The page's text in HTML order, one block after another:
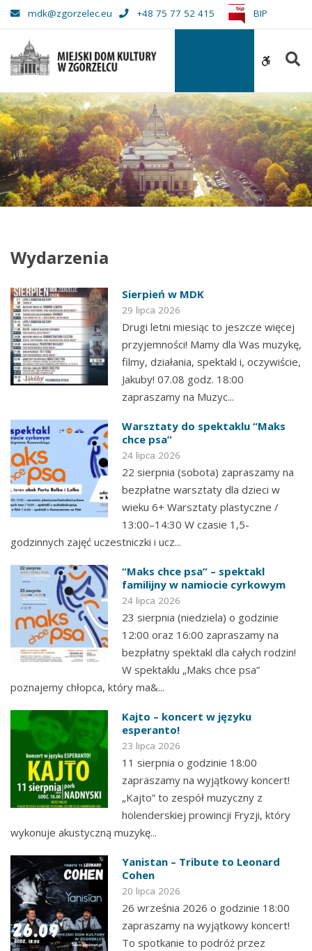
Miejski
Dom
Kultury
Zgorzelcu
mdk@zgorzelec.eu +48 75 77 52 415 BIP
WCAG
Wydarzenia
Sierpień w MDK
29 lipca 2026
Drugi letni miesiąc to jeszcze więcej
przyjemności! Mamy dla Was muzykę,
filmy, działania, spektakl i, oczywiście,
Jakuby! 07.08 godz. 18:00
zapraszamy na Muzyc...
Warsztaty do spektaklu “Maks
chce psa”
24 lipca 2026
22 sierpnia (sobota) zapraszamy na
bezpłatne warsztaty dla dzieci w
wieku 6+ Warsztaty plastyczne /
13:00–14:30 W czasie 1,5-
godzinnych zajęć uczestniczki i ucz...
“Maks chce psa” – spektakl
familijny w namiocie cyrkowym
24 lipca 2026
23 sierpnia (niedziela) o godzinie
12:00 oraz 16:00 zapraszamy na
bezpłatny spektakl dla całych rodzin!
W spektaklu „Maks chce psa”
poznajemy chłopca, który ma&...
Kajto – koncert w języku
esperanto!
23 lipca 2026
11 sierpnia o godzinie 18:00
zapraszamy na wyjątkowy koncert!
„Kajto” to zespół muzyczny z
holenderskiej prowincji Fryzji, który
wykonuje akustyczną muzykę...
Yanistan – Tribute to Leonard
Cohen
20 lipca 2026
26 września 2026 o godzinie 18:00
zapraszamy na wyjątkowy koncert!
To spotkanie to podróż przez